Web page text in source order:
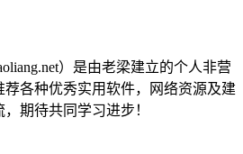
）是由老梁建立的个人非营
各种优秀实用软件，网络资源及建
期待共同学习进步！